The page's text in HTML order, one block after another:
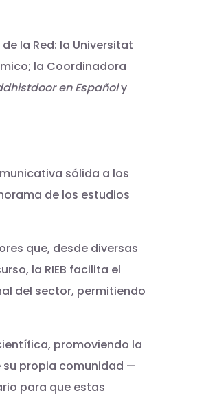
la Red: la Universitat
la Coordinadora
en Españoly
sólida a los
de los estudios
que, desde diversas
la RIEB facilita el
del sector, permitiendo
promoviendo la
su propia comunidad —
para que estas